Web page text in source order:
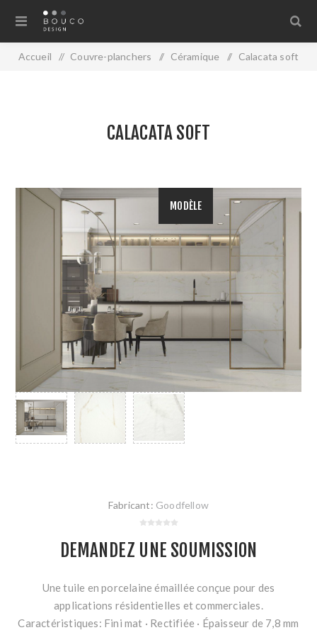
Accueil / Couvre-planchers / Céramique / Calacata soft
MODÈLE
CALACATA SOFT
Fabricant: Goodfellow
DEMANDEZ UNE SOUMISSION
Une tuile en porcelaine émaillée conçue pour des
applications résidentielles et commerciales.
Caractéristiques: Fini mat · Rectifiée · Épaisseur de 7,8 mm